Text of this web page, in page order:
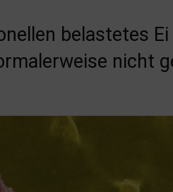
belastetes
nicht